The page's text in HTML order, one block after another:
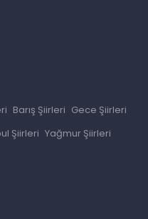
Barış Şiirleri Gece Şiirleri
Şiirleri Yağmur Şiirleri